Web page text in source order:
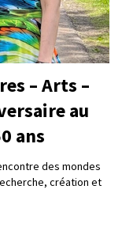
– Arts –
au
ans
des mondes
création et